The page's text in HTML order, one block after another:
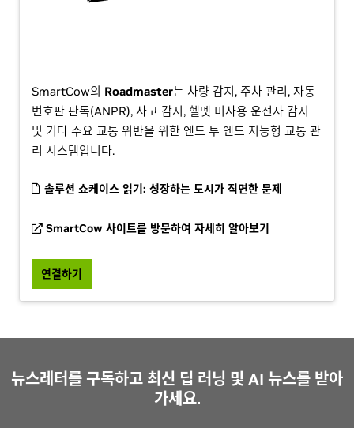
SmartCow의 Roadmaster는 차량 감지, 주차 관리, 자동
번호판 판독(ANPR), 사고 감지, 헬멧 미사용 운전자 감지
및 기타 주요 교통 위반을 위한 엔드 투 엔드 지능형 교통 관
리 시스템입니다.
솔루션 쇼케이스 읽기: 성장하는 도시가 직면한 문제
SmartCow 사이트를 방문하여 자세히 알아보기
연결하기
뉴스레터를 구독하고 최신 딥 러닝 및 AI 뉴스를 받아
가세요.